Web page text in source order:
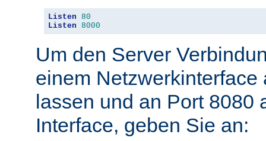
Listen 80
Listen 8000
Um den Server
einem Netzwerkinterface
lassen und an Port 8080
Interface, geben Sie an: